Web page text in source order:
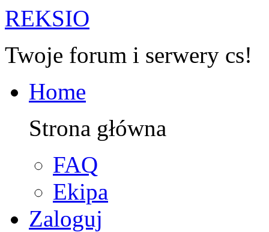
REKSIO
Twoje forum i serwery cs!
Home
Strona główna
FAQ
Ekipa
Zaloguj